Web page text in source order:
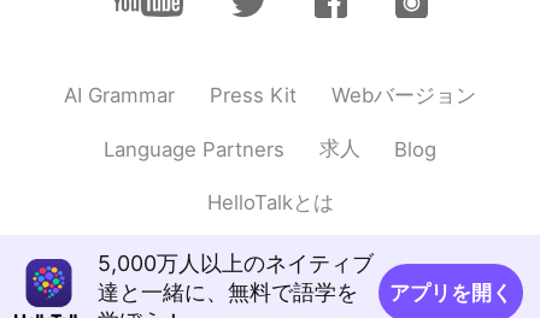
AI Grammar Press Kit Webバージョン
Language Partners 求人 Blog
HelloTalkとは
5,000万人以上のネイティブ
達と一緒に、無料で語学を
アプリを開く